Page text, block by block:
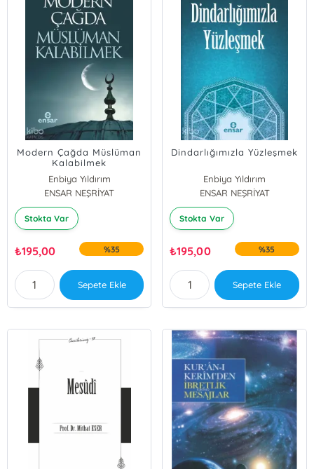
Modern Çağda Müslüman
Kalabilmek
Enbiya Yıldırım
ENSAR NEŞRİYAT
Stokta Var
₺195,00 %35
Sepete Ekle
Dindarlığımızla Yüzleşmek
Enbiya Yıldırım
ENSAR NEŞRİYAT
Stokta Var
₺195,00 %35
Sepete Ekle